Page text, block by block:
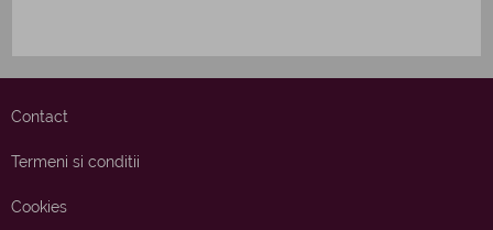
Contact
Termeni si conditii
Cookies